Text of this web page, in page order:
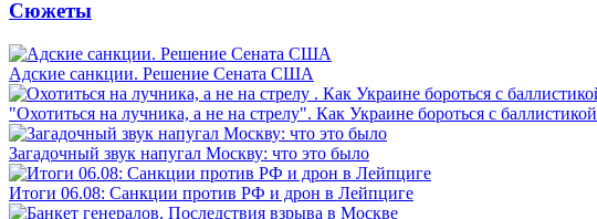
Сюжеты
Адские санкции. Решение Сената США
"Охотиться на лучника, а не на стрелу". Как Украине бороться с баллистикой
Загадочный звук напугал Москву: что это было
Итоги 06.08: Санкции против РФ и дрон в Лейпциге